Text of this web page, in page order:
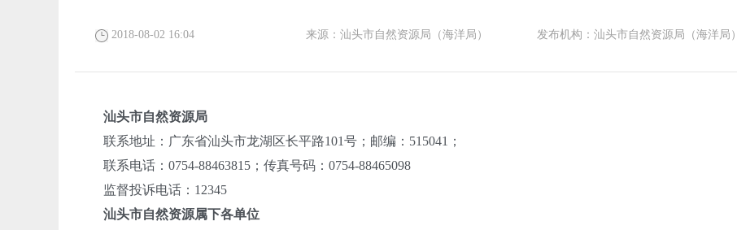
2018-08-02 16:04 来源：汕头市自然资源局（海洋局） 发布机构：汕头市自然资源局（海洋局）
汕头市自然资源局
联系地址：广东省汕头市龙湖区长平路101号；邮编：515041；
联系电话：0754-88463815；传真号码：0754-88465098
监督投诉电话：12345
汕头市自然资源属下各单位